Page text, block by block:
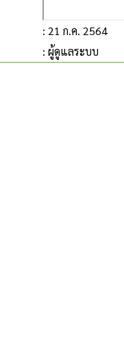
: 21 ก.ค. 2564
: ผู้ดูแลระบบ